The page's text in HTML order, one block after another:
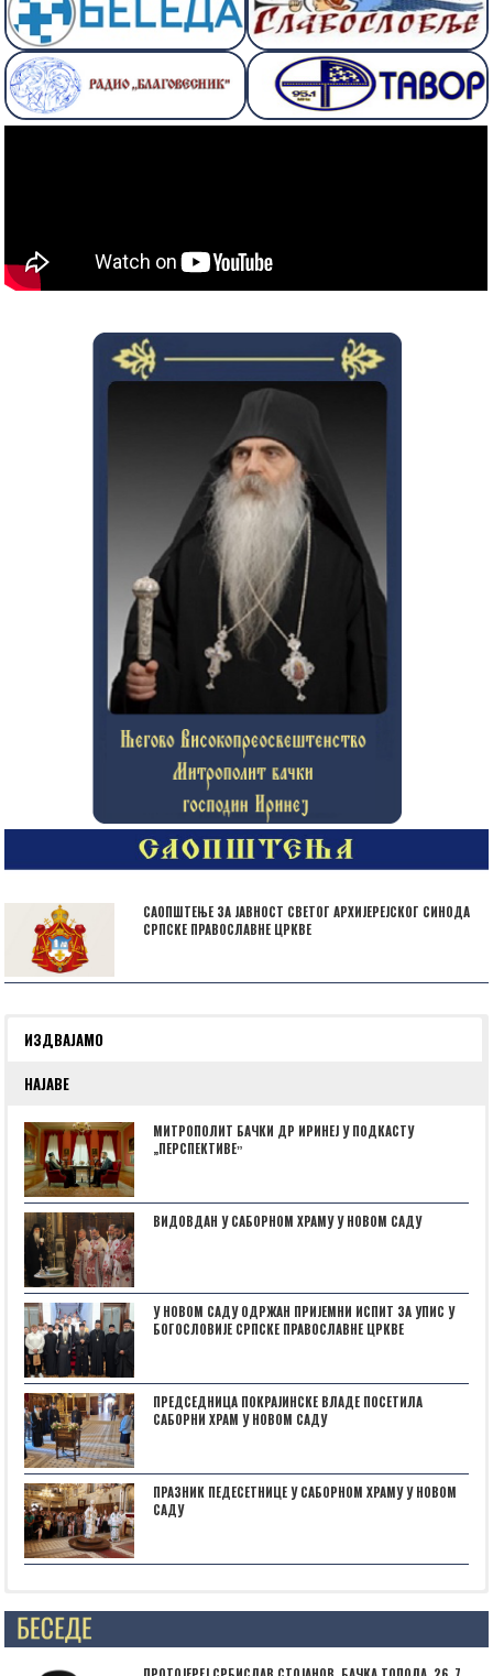
САОПШТЕЊЕ ЗА ЈАВНОСТ СВЕТОГ АРХИЈЕРЕЈСКОГ СИНОДА
СРПСКЕ ПРАВОСЛАВНЕ ЦРКВЕ
ИЗДВАЈАМО
НАЈАВЕ
МИТРОПОЛИТ БАЧКИ ДР ИРИНЕЈ У ПОДКАСТУ
„ПЕРСПЕКТИВЕˮ
ВИДОВДАН У САБОРНОМ ХРАМУ У НОВОМ САДУ
У НОВОМ САДУ ОДРЖАН ПРИЈЕМНИ ИСПИТ ЗА УПИС У
БОГОСЛОВИЈЕ СРПСКЕ ПРАВОСЛАВНЕ ЦРКВЕ
ПРЕДСЕДНИЦА ПОКРАЈИНСКЕ ВЛАДЕ ПОСЕТИЛА
САБОРНИ ХРАМ У НОВОМ САДУ
ПРАЗНИК ПЕДЕСЕТНИЦЕ У САБОРНОМ ХРАМУ У НОВОМ
САДУ
Posts not found